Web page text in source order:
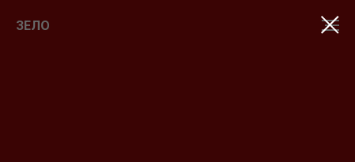
ЗЕЛО